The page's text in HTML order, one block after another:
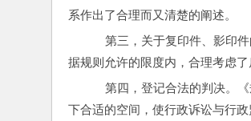
系作出了合理而又清楚的阐述。
第三，关于复印件、影印件
据规则允许的限度内，合理考虑了
第四，登记合法的判决。《
下合适的空间，使行政诉讼与行政